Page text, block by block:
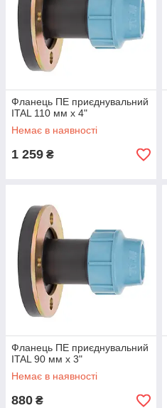
Фланець ПЕ приєднувальний
ITAL 110 мм х 4"
Немає в наявності
1 259 ₴
Фланець ПЕ приєднувальний
ITAL 90 мм х 3"
Немає в наявності
880 ₴